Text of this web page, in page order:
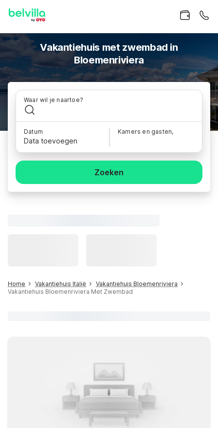
Vakantiehuis met zwembad in
Bloemenriviera
Waar wil je naartoe?
Datum
Data toevoegen
Kamers en gasten,
Zoeken
Home Vakantiehuis Italië
Vakantiehuis Bloemenriviera
Vakantiehuis Bloemenriviera Met Zwembad